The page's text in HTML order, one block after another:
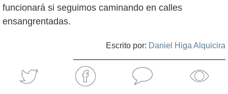
funcionará si seguimos caminando en calles
ensangrentadas.
Escrito por: Daniel Higa Alquicira